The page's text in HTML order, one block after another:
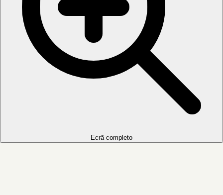
Ecrã completo